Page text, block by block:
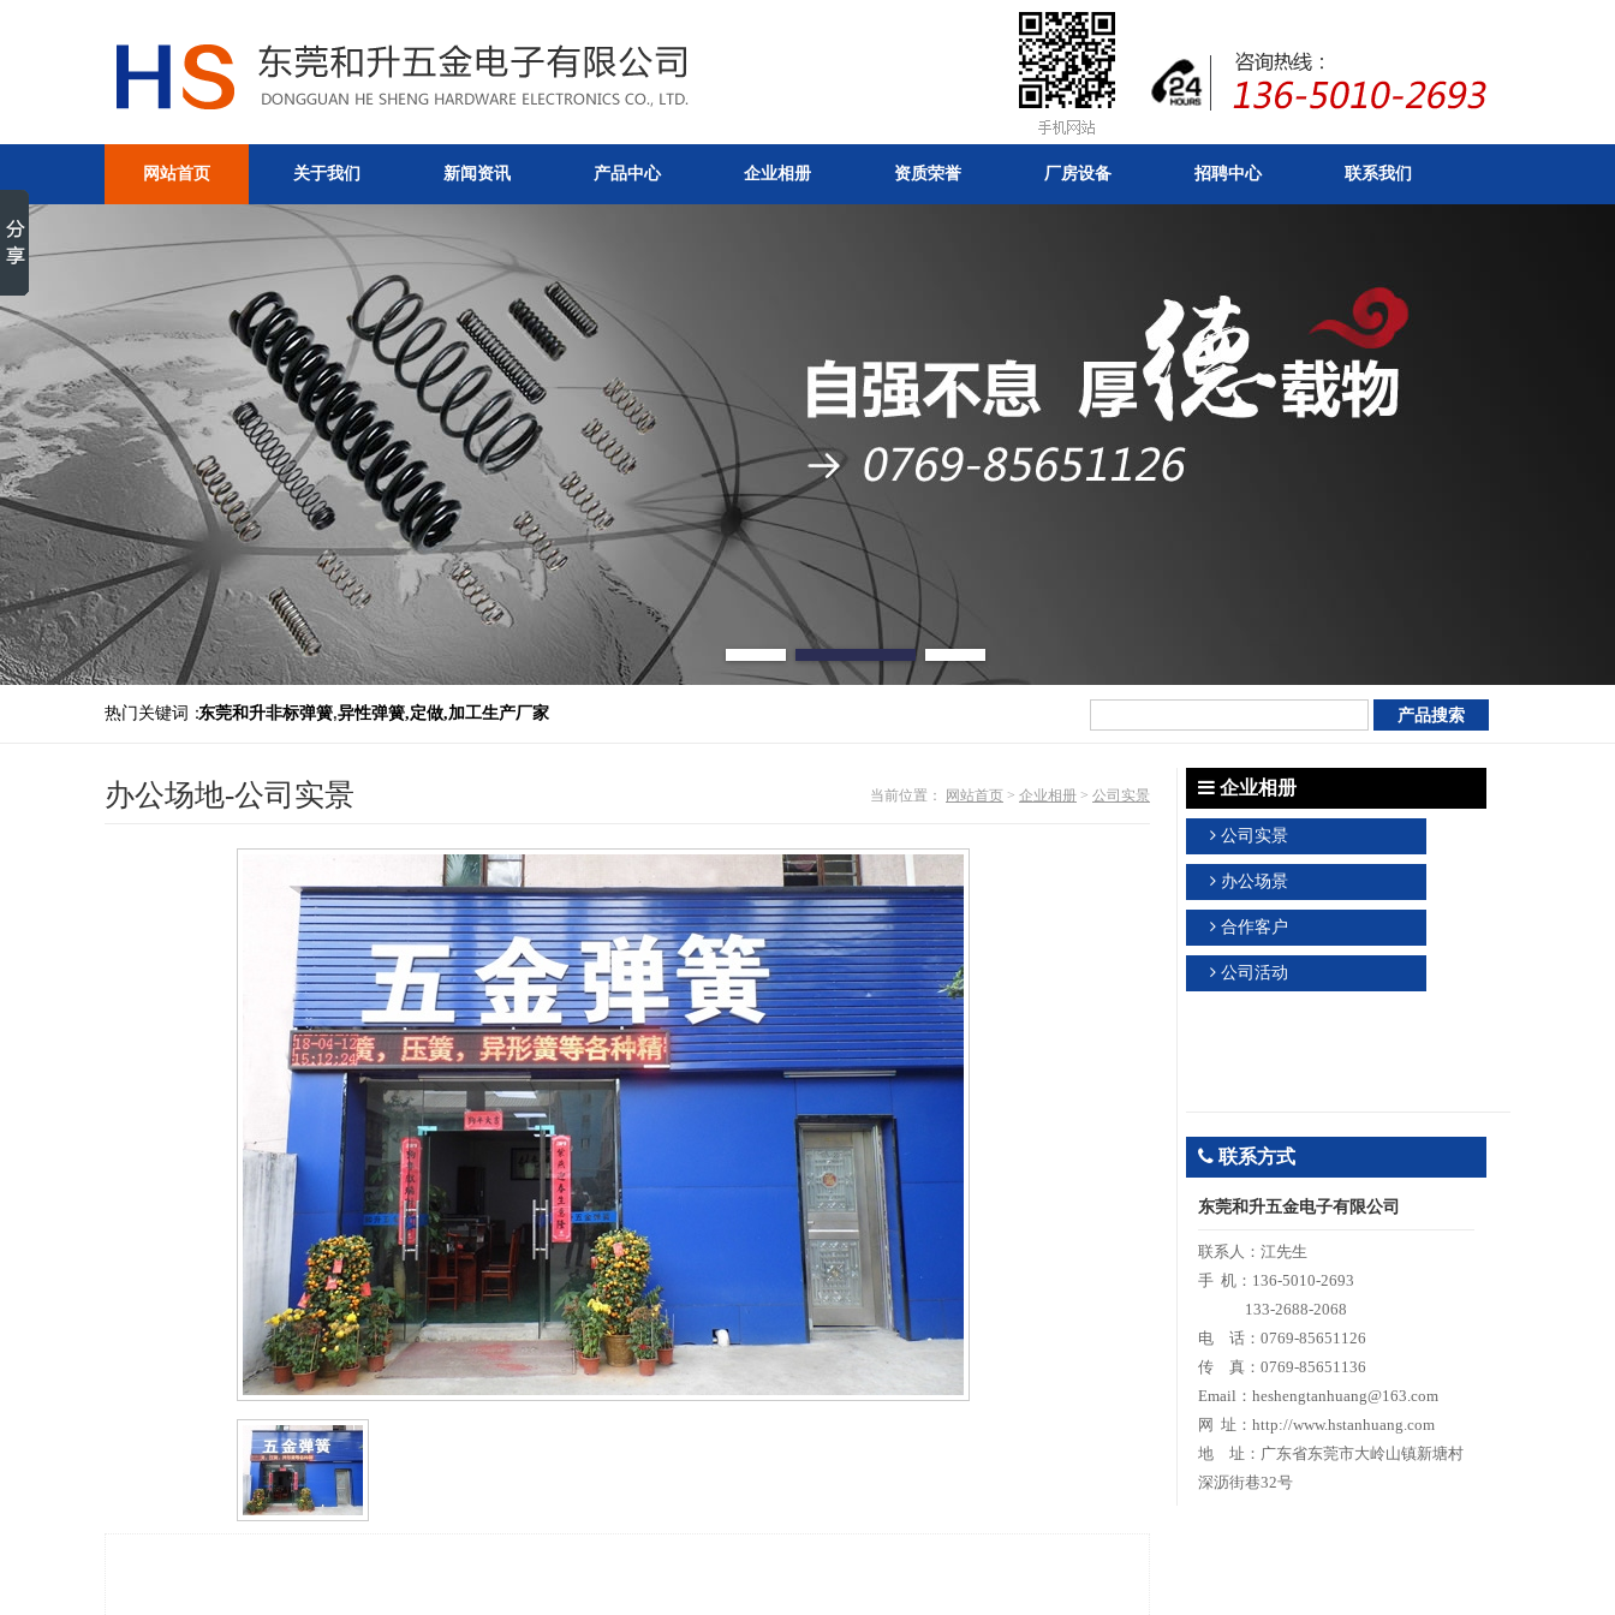
办公场地-公司实景-东莞和升五金电子有限
公司
网站首页 关于我们 新闻资讯 产品中心 企业相册 资质荣誉 厂房设备 招聘中心 联系我们
热门关键词：东莞和升非标弹簧,异性弹簧,定做,加工生产厂家
办公场地-公司实景 当前位置： 网站首页 > 企业相册 > 公司实景 企业相册
公司实景
办公场景
合作客户
公司活动
联系方式
东莞和升五金电子有限公司
联系人：江先生
手 机：136-5010-2693
133-2688-2068
电 话：0769-85651126
传 真：0769-85651136
Email：heshengtanhuang@163.com
网 址：http://www.hstanhuang.com
地 址：广东省东莞市大岭山镇新塘村
深沥街巷32号